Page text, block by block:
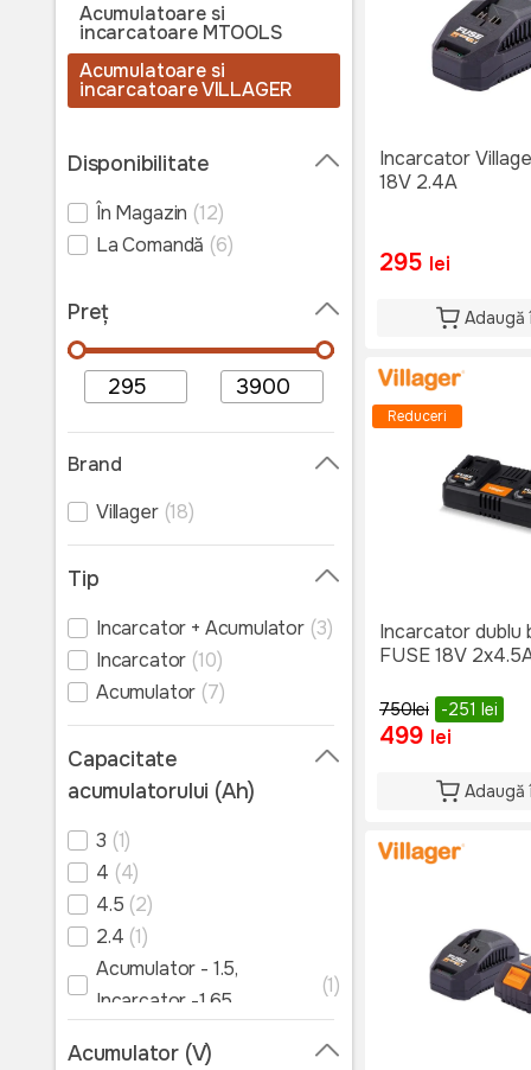
Acumulatoare si
incarcatoare MTOOLS
Acumulatoare si
incarcatoare VILLAGER
încarcatoare HECHT
Acumulatoare si
incarcatoare DETOOLZ
Acumulatoare si
incarcatoare STIGA
Acumulatoare si
incarcatoare DeWALT
Disponibilitate
În Magazin (12)
La Comandă (6)
Preț
Brand
Villager (18)
Tip
Incarcator + Acumulator (3)
Incarcator (10)
Acumulator (7)
Capacitate
acumulatorului (Ah)
3 (1)
4 (4)
4.5 (2)
2.4 (1)
Acumulator - 1.5,
Incarcator -1.65
(1)
Incarcator -2.4
(1)
Acumulator (V)
Incarcator
18V 2.4A
295 lei
Adaugă
Reduceri
Incarcator dublu
FUSE 18V
750lei -251 lei
499 lei
Adaugă